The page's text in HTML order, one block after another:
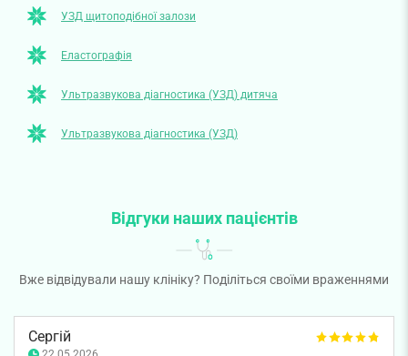
УЗД щитоподібної залози
Еластографія
Ультразвукова діагностика (УЗД) дитяча
Ультразвукова діагностика (УЗД)
Відгуки наших пацієнтів
Вже відвідували нашу клініку? Поділіться своїми враженнями
Сергій